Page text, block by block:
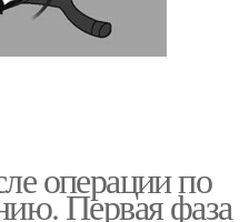
операции по
Первая фаза